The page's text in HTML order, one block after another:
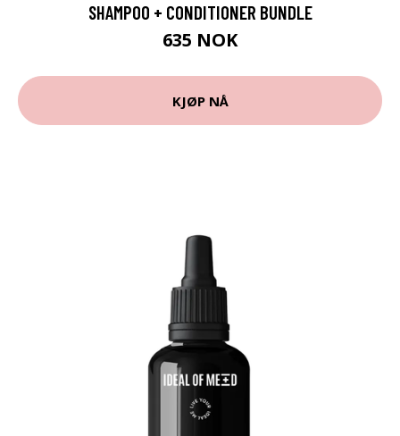
SHAMPOO + CONDITIONER BUNDLE
635 NOK
KJØP NÅ